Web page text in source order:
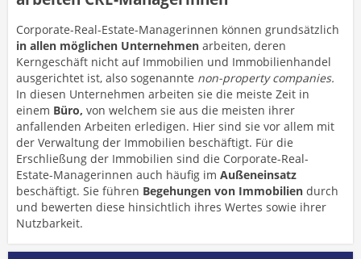
Corporate-Real-Estate-Managerinnen können grundsätzlich
in allen möglichen Unternehmen arbeiten, deren
Kerngeschäft nicht auf Immobilien und Immobilienhandel
ausgerichtet ist, also sogenannte non-property companies.
In diesen Unternehmen arbeiten sie die meiste Zeit in
einem Büro, von welchem sie aus die meisten ihrer
anfallenden Arbeiten erledigen. Hier sind sie vor allem mit
der Verwaltung der Immobilien beschäftigt. Für die
Erschließung der Immobilien sind die Corporate-Real-
Estate-Managerinnen auch häufig im Außeneinsatz
beschäftigt. Sie führen Begehungen von Immobilien durch
und bewerten diese hinsichtlich ihres Wertes sowie ihrer
Nutzbarkeit.